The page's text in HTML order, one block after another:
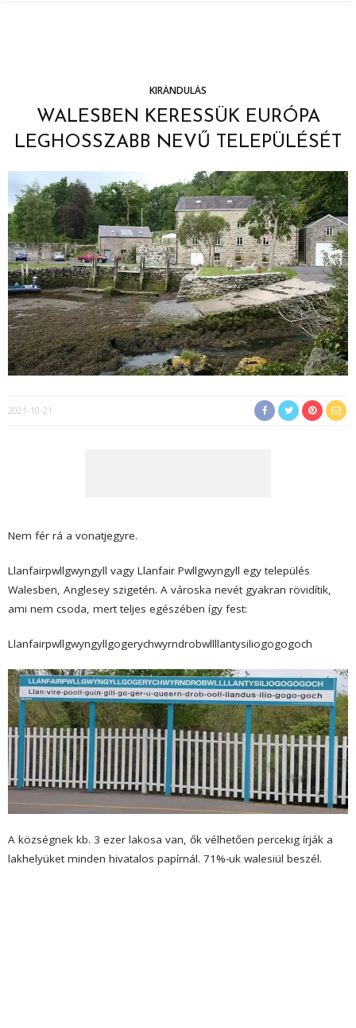
KIRÁNDULÁS
WALESBEN KERESSÜK EURÓPA
LEGHOSSZABB NEVŰ TELEPÜLÉSÉT
2021-10-21
Nem fér rá a vonatjegyre.
Llanfairpwllgwyngyll vagy Llanfair Pwllgwyngyll egy település
Walesben, Anglesey szigetén. A városka nevét gyakran rövidítik,
ami nem csoda, mert teljes egészében így fest:
Llanfair­pwllgwyngyll­gogery­chwyrn­drobwll­llan­tysilio­gogo­goch
A községnek kb. 3 ezer lakosa van, ők vélhetően percekig írják a
lakhelyüket minden hivatalos papírnál. 71%-uk walesiül beszél.